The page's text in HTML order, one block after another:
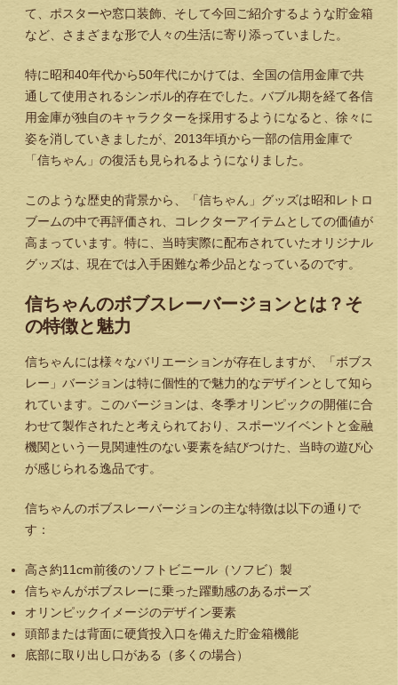
て、ポスターや窓口装飾、そして今回ご紹介するような貯金箱
など、さまざまな形で人々の生活に寄り添っていました。
特に昭和40年代から50年代にかけては、全国の信用金庫で共
通して使用されるシンボル的存在でした。バブル期を経て各信
用金庫が独自のキャラクターを採用するようになると、徐々に
姿を消していきましたが、2013年頃から一部の信用金庫で
「信ちゃん」の復活も見られるようになりました。
このような歴史的背景から、「信ちゃん」グッズは昭和レトロ
ブームの中で再評価され、コレクターアイテムとしての価値が
高まっています。特に、当時実際に配布されていたオリジナル
グッズは、現在では入手困難な希少品となっているのです。
信ちゃんのボブスレーバージョンとは？そ
の特徴と魅力
信ちゃんには様々なバリエーションが存在しますが、「ボブス
レー」バージョンは特に個性的で魅力的なデザインとして知ら
れています。このバージョンは、冬季オリンピックの開催に合
わせて製作されたと考えられており、スポーツイベントと金融
機関という一見関連性のない要素を結びつけた、当時の遊び心
が感じられる逸品です。
信ちゃんのボブスレーバージョンの主な特徴は以下の通りで
す：
高さ約11cm前後のソフトビニール（ソフビ）製
信ちゃんがボブスレーに乗った躍動感のあるポーズ
オリンピックイメージのデザイン要素
頭部または背面に硬貨投入口を備えた貯金箱機能
底部に取り出し口がある（多くの場合）